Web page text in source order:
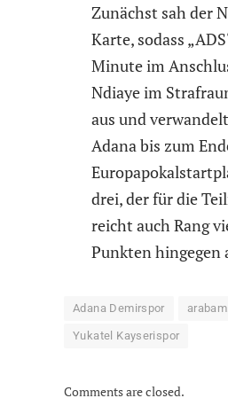
Zunächst sah der
Karte, sodass
Minute im
Ndiaye im
aus und
Adana bis zum
drei, der für die
reicht auch Rang
Punkten hingegen
Adana Demirspor
Yukatel Kayserispor
Comments are closed.